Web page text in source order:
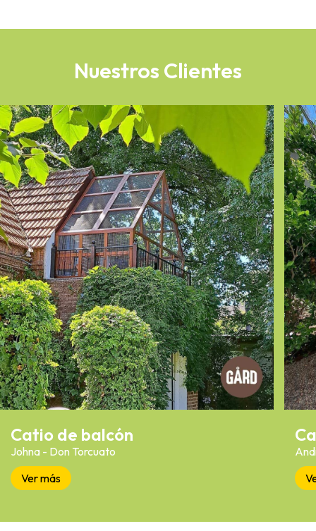
Nuestros Clientes
Catio de balcón
Johna - Don Torcuato
Ver más